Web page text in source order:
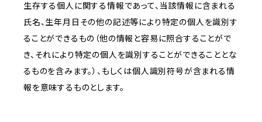
生存する個人に関する情報であって、当該情報に含まれる
氏名、生年月日その他の記述等により特定の個人を識別す
ることができるもの（他の情報と容易に照合することがで
き、それにより特定の個人を識別することができることとな
るものを含みます。）、もしくは個人識別符号が含まれる情
報を意味するものとします。